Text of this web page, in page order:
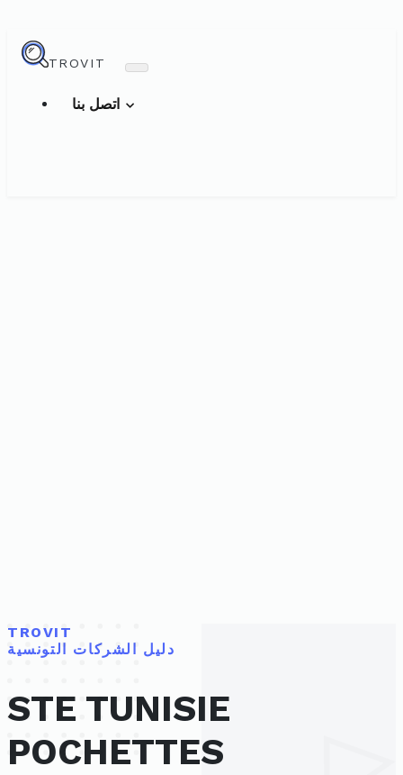
TROVIT
TROVIT
دليل الشركات التونسية
STE TUNISIE
POCHETTES